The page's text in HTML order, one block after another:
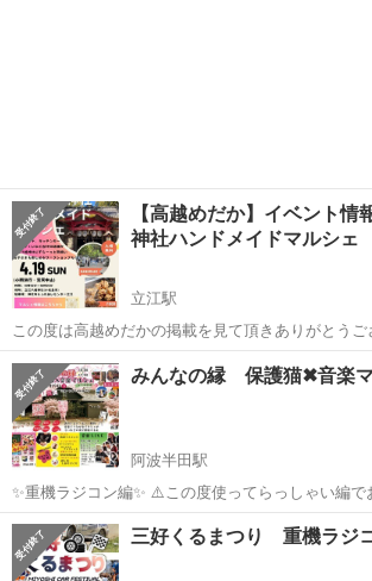
【高越めだか】イベント情
神社ハンドメイドマルシェ
立江駅
この度は高越めだかの掲載を見て頂きありがとうござい
イベント情報】 今年も沢山のイベントのお誘いを
ベントは小松島市 立江八幡神社にて出店させて頂
ハンドメイド 食べ物・...
徳島 小松島市 立江駅 その他 めだか
みんなの縁 保護猫✖︎音楽
阿波半田駅
✨重機ラジコン編✨ ⚠️この度使ってらっしゃい編で
る私が全国初重機ラジコンを使った体験型プログ
にて開催するようになりました✨ 子供はもとより、
いただけるようにデザイン...
徳島 美馬郡 阿波半田駅 その他 マル
三好くるまつり 重機ラジ